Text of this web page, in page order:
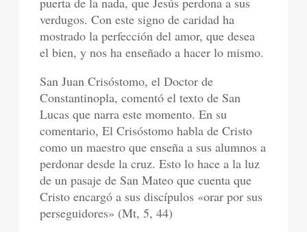
verdugos. Con este signo de caridad ha
mostrado la perfección del amor, que desea
el bien, y nos ha enseñado a hacer lo mismo.
San Juan Crisóstomo, el Doctor de
Constantinopla, comentó el texto de San
Lucas que narra este momento. En su
comentario, El Crisóstomo habla de Cristo
como un maestro que enseña a sus alumnos a
perdonar desde la cruz. Esto lo hace a la luz
de un pasaje de San Mateo que cuenta que
Cristo encargó a sus discípulos «orar por sus
perseguidores» (Mt, 5, 44)